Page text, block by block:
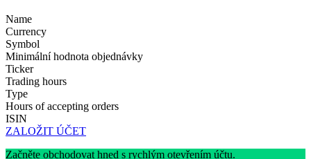
Name
Currency
Symbol
Minimální hodnota objednávky
Ticker
Trading hours
Type
Hours of accepting orders
ISIN
ZALOŽIT ÚČET
Začněte obchodovat hned s rychlým otevřením účtu.